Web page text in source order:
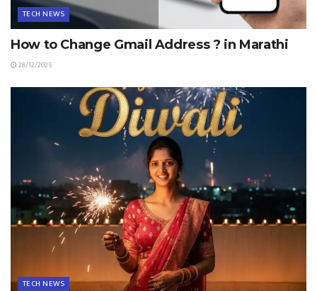
TECH NEWS
How to Change Gmail Address ? in Marathi
28/12/2025
TECH NEWS